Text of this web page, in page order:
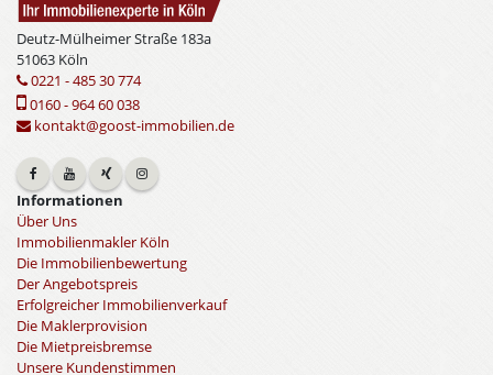
Deutz-Mülheimer Straße 183a
51063 Köln
0221 - 485 30 774
0160 - 964 60 038
kontakt@goost-immobilien.de
Informationen
Über Uns
Immobilienmakler Köln
Die Immobilienbewertung
Der Angebotspreis
Erfolgreicher Immobilienverkauf
Die Maklerprovision
Die Mietpreisbremse
Unsere Kundenstimmen